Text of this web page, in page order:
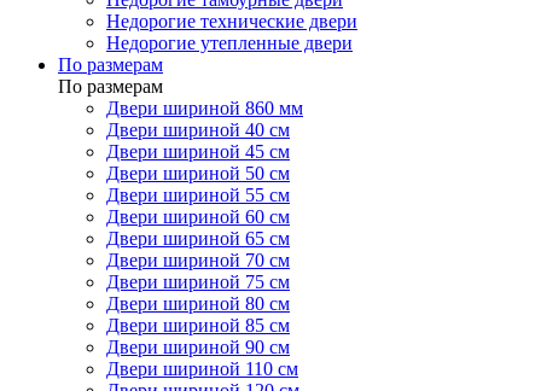
Недорогие технические двери
Недорогие утепленные двери
По размерам
По размерам
Двери шириной 860 мм
Двери шириной 40 см
Двери шириной 45 см
Двери шириной 50 см
Двери шириной 55 см
Двери шириной 60 см
Двери шириной 65 см
Двери шириной 70 см
Двери шириной 75 см
Двери шириной 80 см
Двери шириной 85 см
Двери шириной 90 см
Двери шириной 110 см